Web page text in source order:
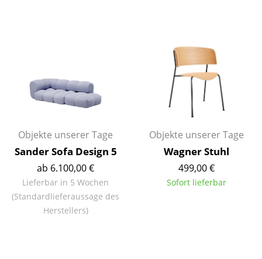
Bodenleuchten
Wandleuchten
Akkuleuchten
... alle Leuchten
Betten
Objekte unserer Tage
Sander Sofa Design 5
ab 6.100,00 €
Lieferbar in 5 Wochen
(Standardlieferaussage des
Herstellers)
Objekte unserer Tage
Wagner Stuhl
499,00 €
Sofort lieferbar